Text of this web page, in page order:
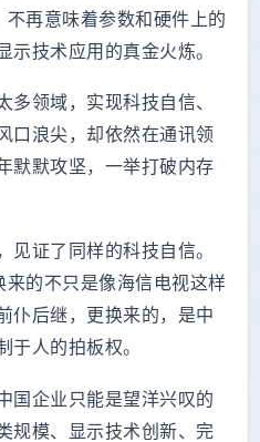
不再意味着参数和硬件上的
示技术应用的真金火炼。
多领域，实现科技自信、
口浪尖，却依然在通讯领
默默攻坚，一举打破内存
见证了同样的科技自信。
来的不只是像海信电视这样
仆后继，更换来的，是中
于人的拍板权。
国企业只能是望洋兴叹的
规模、显示技术创新、完